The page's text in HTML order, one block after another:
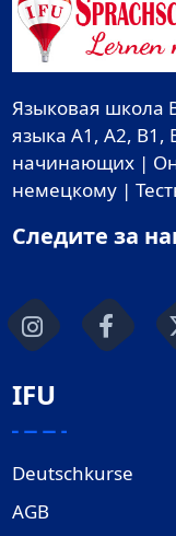
Языковая школа
языка A1, A2,
начинающих |
немецкому |
Следите за
IFU
Deutschkurse
AGB